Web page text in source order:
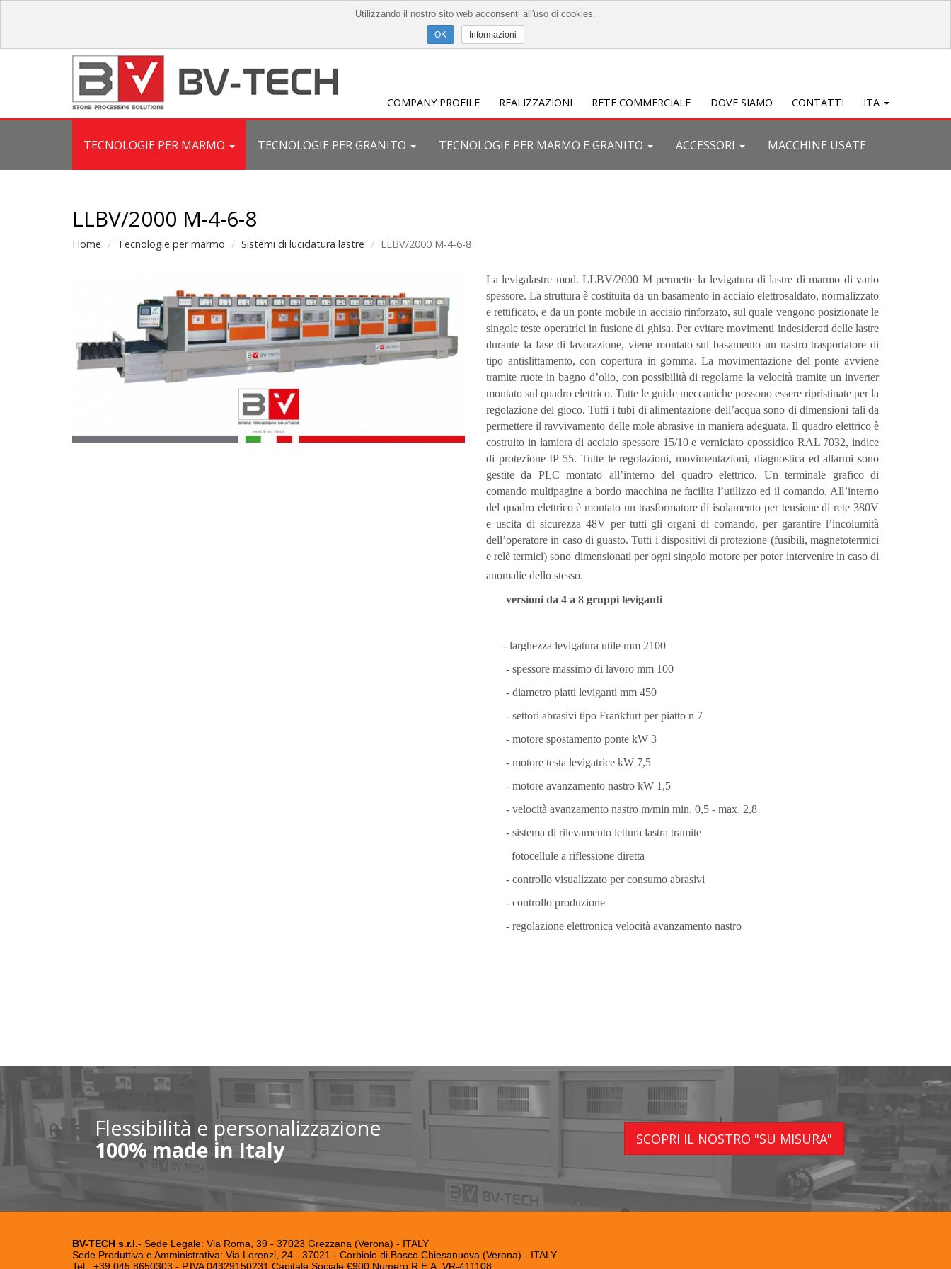
COMPANY PROFILE REALIZZAZIONI RETE COMMERCIALE DOVE SIAMO CONTATTI ITA
TECNOLOGIE PER MARMO TECNOLOGIE PER GRANITO TECNOLOGIE PER MARMO E GRANITO ACCESSORI MACCHINE USATE
LLBV/2000 M-4-6-8
Home Tecnologie per marmo Sistemi di lucidatura lastre LLBV/2000 M-4-6-8
La levigalastre mod. LLBV/2000 M permette la levigatura di lastre di marmo di vario
spessore. La struttura è costituita da un basamento in acciaio elettrosaldato, normalizzato
e rettificato, e da un ponte mobile in acciaio rinforzato, sul quale vengono posizionate le
singole teste operatrici in fusione di ghisa. Per evitare movimenti indesiderati delle lastre
durante la fase di lavorazione, viene montato sul basamento un nastro trasportatore di
tipo antislittamento, con copertura in gomma. La movimentazione del ponte avviene
tramite ruote in bagno d’olio, con possibilità di regolarne la velocità tramite un inverter
montato sul quadro elettrico. Tutte le guide meccaniche possono essere ripristinate per la
regolazione del gioco. Tutti i tubi di alimentazione dell’acqua sono di dimensioni tali da
permettere il ravvivamento delle mole abrasive in maniera adeguata. Il quadro elettrico è
costruito in lamiera di acciaio spessore 15/10 e verniciato epossidico RAL 7032, indice
di protezione IP 55. Tutte le regolazioni, movimentazioni, diagnostica ed allarmi sono
gestite da PLC montato all’interno del quadro elettrico. Un terminale grafico di
comando multipagine a bordo macchina ne facilita l’utilizzo ed il comando. All’interno
del quadro elettrico è montato un trasformatore di isolamento per tensione di rete 380V
e uscita di sicurezza 48V per tutti gli organi di comando, per garantire l’incolumità
dell’operatore in caso di guasto. Tutti i dispositivi di protezione (fusibili, magnetotermici
e relè termici) sono dimensionati per ogni singolo motore per poter intervenire in caso di
anomalie dello stesso.
versioni da 4 a 8 gruppi leviganti
- larghezza levigatura utile mm 2100
- spessore massimo di lavoro mm 100
- diametro piatti leviganti mm 450
- settori abrasivi tipo Frankfurt per piatto n 7
- motore spostamento ponte kW 3
- motore testa levigatrice kW 7,5
- motore avanzamento nastro kW 1,5
- velocità avanzamento nastro m/min min. 0,5 - max. 2,8
- sistema di rilevamento lettura lastra tramite
fotocellule a riflessione diretta
- controllo visualizzato per consumo abrasivi
- controllo produzione
- regolazione elettronica velocità avanzamento nastro
Flessibilità e personalizzazione
100% made in Italy SCOPRI IL NOSTRO "SU MISURA"
BV-TECH s.r.l.- Sede Legale: Via Roma, 39 - 37023 Grezzana (Verona) - ITALY
Sede Produttiva e Amministrativa: Via Lorenzi, 24 - 37021 - Corbiolo di Bosco Chiesanuova (Verona) - ITALY
Tel . +39.045.8650303 - P.IVA 04329150231 Capitale Sociale €900 Numero R.E.A. VR-411108
Utilizzando il nostro sito web acconsenti all'uso di cookies.
Informazioni